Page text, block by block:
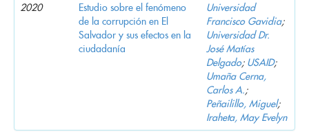
2020
Estudio sobre el fenómeno
de la corrupción en El
Salvador y sus efectos en la
ciudadanía
Universidad
Francisco Gavidia;
Universidad Dr.
José Matías
Delgado; USAID;
Umaña Cerna,
Carlos A.;
Peñailillo, Miguel;
Iraheta, May Evelyn